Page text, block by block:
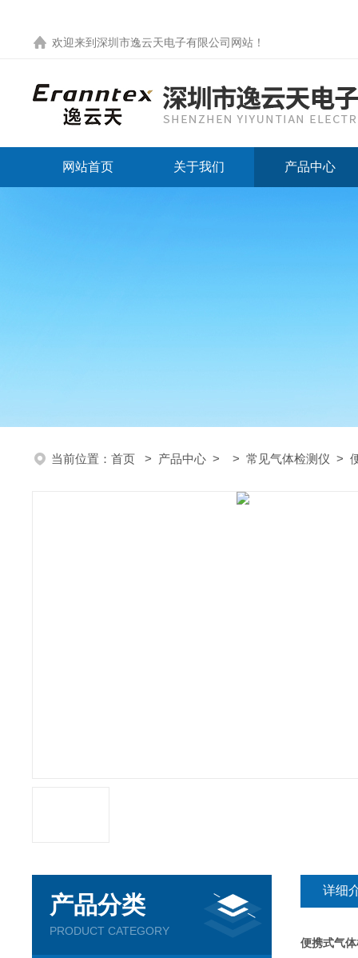
欢迎来到 深圳市逸云天电子有限公司网站 ！
网站首页 关于我们 产品中心
当前位置： 首页 > 产品中心 > > 常见气体检测仪 >
产品分类
PRODUCT CATEGORY
详细
便携式气